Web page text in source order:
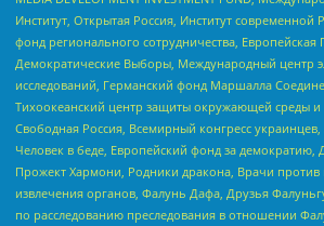
Институт, Открытая Россия, Институт
фонд регионального сотрудничества, Европейская
Демократические Выборы, Международный центр
исследований, Германский фонд Маршалла
Тихоокеанский центр защиты окружающей среды и
Свободная Россия, Всемирный конгресс украинцев,
Человек в беде, Европейский фонд за демократию,
Прожект Хармони, Родники дракона, Врачи против
извлечения органов, Фалунь Дафа, Друзья
по расследованию преследования в отношении